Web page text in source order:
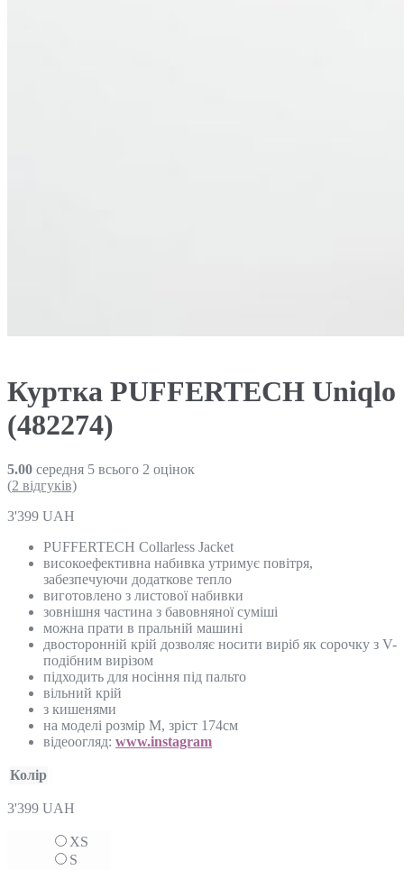
Куртка PUFFERTECH Uniqlo
(482274)
5.00 середня 5 всього 2 оцінок
(2 відгуків)
3'399 UAH
PUFFERTECH Collarless Jacket
високоефективна набивка утримує повітря,
забезпечуючи додаткове тепло
виготовлено з листової набивки
зовнішня частина з бавовняної суміші
можна прати в пральній машині
двосторонній крій дозволяє носити виріб як сорочку з V-
подібним вирізом
підходить для носіння під пальто
вільний крій
з кишенями
на моделі розмір М, зріст 174см
відеоогляд: www.instagram
Колір
3'399 UAH
XS
S